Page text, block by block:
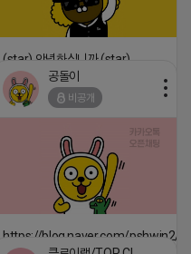
모
~
※
체
.
(star) 안녕하십니까 (star)
2026-04-18 17:12
공돌이
비공개
https://blog.naver.com/pshwin2/